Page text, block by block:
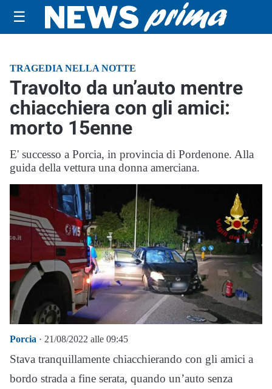
☰
TRAGEDIA NELLA NOTTE
Travolto da un’auto mentre
chiacchiera con gli amici:
morto 15enne
E' successo a Porcia, in provincia di Pordenone. Alla
guida della vettura una donna amerciana.
Porcia · 21/08/2022 alle 09:45
Stava tranquillamente chiacchierando con gli amici a
bordo strada a fine serata, quando un’auto senza